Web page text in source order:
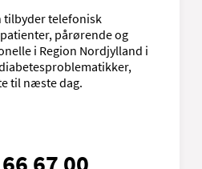
tilbyder telefonisk
pårørende og
i Region Nordjylland i
til næste dag.